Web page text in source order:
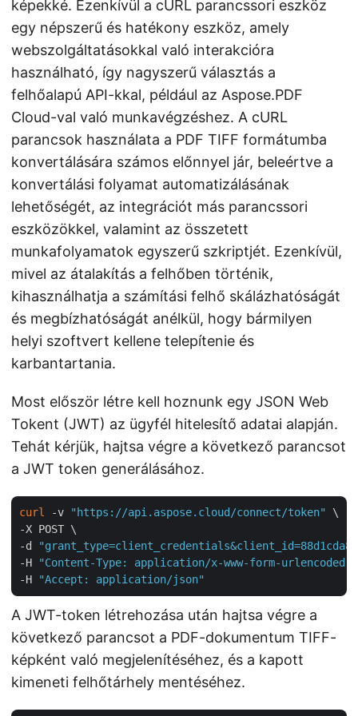
képekké. Ezenkívül a cURL parancssori eszköz
egy népszerű és hatékony eszköz, amely
webszolgáltatásokkal való interakcióra
használható, így nagyszerű választás a
felhőalapú API-kkal, például az Aspose.PDF
Cloud-val való munkavégzéshez. A cURL
parancsok használata a PDF TIFF formátumba
konvertálására számos előnnyel jár, beleértve a
konvertálási folyamat automatizálásának
lehetőségét, az integrációt más parancssori
eszközökkel, valamint az összetett
munkafolyamatok egyszerű szkriptjét. Ezenkívül,
mivel az átalakítás a felhőben történik,
kihasználhatja a számítási felhő skálázhatóságát
és megbízhatóságát anélkül, hogy bármilyen
helyi szoftvert kellene telepítenie és
karbantartania.
Most először létre kell hoznunk egy JSON Web
Tokent (JWT) az ügyfél hitelesítő adatai alapján.
Tehát kérjük, hajtsa végre a következő parancsot
a JWT token generálásához.
curl -v "https://api.aspose.cloud/connect/token"
\
-X POST \
-d
"grant_type=client_credentials&client_id=88d1cda8-
-H
"Content-Type: application/x-www-form-urlencoded"
-H
"Accept: application/json"
A JWT-token létrehozása után hajtsa végre a
következő parancsot a PDF-dokumentum TIFF-
képként való megjelenítéséhez, és a kapott
kimeneti felhőtárhely mentéséhez.